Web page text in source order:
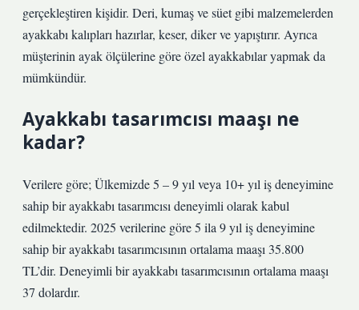
gerçekleştiren kişidir. Deri, kumaş ve süet gibi malzemelerden
ayakkabı kalıpları hazırlar, keser, diker ve yapıştırır. Ayrıca
müşterinin ayak ölçülerine göre özel ayakkabılar yapmak da
mümkündür.
Ayakkabı tasarımcısı maaşı ne
kadar?
Verilere göre; Ülkemizde 5 – 9 yıl veya 10+ yıl iş deneyimine
sahip bir ayakkabı tasarımcısı deneyimli olarak kabul
edilmektedir. 2025 verilerine göre 5 ila 9 yıl iş deneyimine
sahip bir ayakkabı tasarımcısının ortalama maaşı 35.800
TL’dir. Deneyimli bir ayakkabı tasarımcısının ortalama maaşı
37 dolardır.